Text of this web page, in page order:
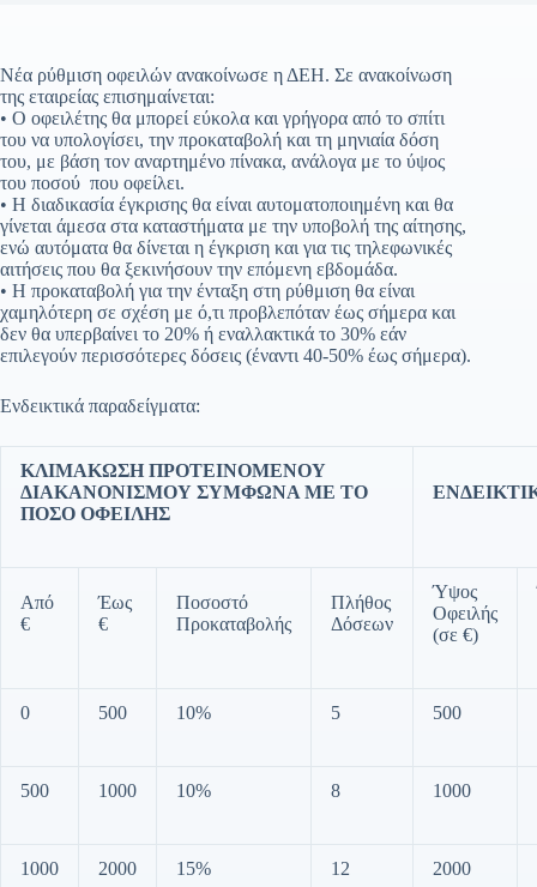
Νέα ρύθμιση οφειλών ανακοίνωσε η ΔΕΗ. Σε ανακοίνωση
της εταιρείας επισημαίνεται:
• Ο οφειλέτης θα μπορεί εύκολα και γρήγορα από το σπίτι
του να υπολογίσει, την προκαταβολή και τη μηνιαία δόση
του, με βάση τον αναρτημένο πίνακα, ανάλογα με το ύψος
του ποσού που οφείλει.
• Η διαδικασία έγκρισης θα είναι αυτοματοποιημένη και θα
γίνεται άμεσα στα καταστήματα με την υποβολή της αίτησης,
ενώ αυτόματα θα δίνεται η έγκριση και για τις τηλεφωνικές
αιτήσεις που θα ξεκινήσουν την επόμενη εβδομάδα.
• Η προκαταβολή για την ένταξη στη ρύθμιση θα είναι
χαμηλότερη σε σχέση με ό,τι προβλεπόταν έως σήμερα και
δεν θα υπερβαίνει το 20% ή εναλλακτικά το 30% εάν
επιλεγούν περισσότερες δόσεις (έναντι 40-50% έως σήμερα).
Ενδεικτικά παραδείγματα:
ΚΛΙΜΑΚΩΣΗ ΠΡΟΤΕΙΝΟΜΕΝΟΥ
ΔΙΑΚΑΝΟΝΙΣΜΟΥ ΣΥΜΦΩΝΑ ΜΕ ΤΟ
ΠΟΣΟ ΟΦΕΙΛΗΣ
Από
€
Έως
€
Ποσοστό
Προκαταβολής
Πλήθος
Δόσεων
Ύψος
Οφειλής
(σε €)
0 500 10% 5 500
500 1000 10% 8 1000
1000 2000 15% 12 2000